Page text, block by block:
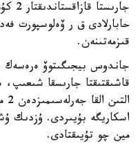
حابارلادى ق ر ۆەلوسپورت
قىزمەتىنەن.
قاشىقتىقتا جارىسقا
اسكاريگە بۇيىردى. ۇزدىك
مين چو تۇيىقتادى.